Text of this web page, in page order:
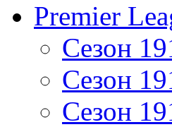
Premier
Сезон
Сезон
Сезон